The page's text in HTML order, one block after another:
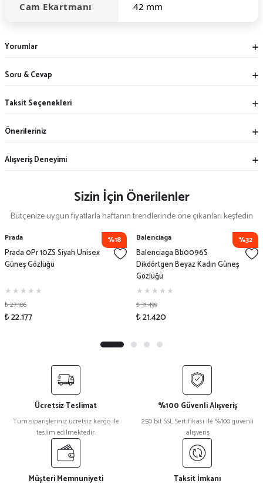
Cam Ekartmanı 42 mm
Yorumlar
Soru & Cevap
Taksit Seçenekleri
Önerileriniz
Alışveriş Deneyimi
Sizin İçin Önerilenler
Bütçenize uygun fiyatlarla haftanın trendlerinde öne çıkanları keşfedin
%18
Prada
Prada 0Pr 10ZS Siyah Unisex
Güneş Gözlüğü
₺ 27.106
₺ 22.177
%32
Balenciaga
Balenciaga Bb0096S
Dikdörtgen Beyaz Kadın Güneş
Gözlüğü
₺ 31.499
₺ 21.420
Ücretsiz Teslimat
Tüm siparişleriniz ücretsiz kargo ile
teslim edilmektedir.
%100 Güvenli Alışveriş
250 Bit SSL Sertifikası ile %100 güvenli
alışveriş
Müşteri Memnuniyeti Taksit İmkanı